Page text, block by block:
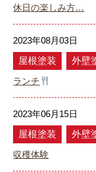
休日の楽しみ方…
2023年08月03日
屋根塗装
外壁
ランチ
2023年06月15日
屋根塗装
外壁
収穫体験